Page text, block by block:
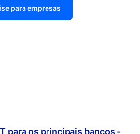
para empresas
para os principais bancos -